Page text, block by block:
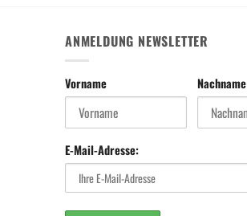
ANMELDUNG NEWSLETTER
Vorname Nachname
E-Mail-Adresse: